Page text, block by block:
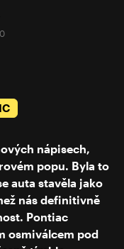
nápisech,
popu. Byla to
auta stavěla jako
nás definitivně
Pontiac
osmiválcem pod